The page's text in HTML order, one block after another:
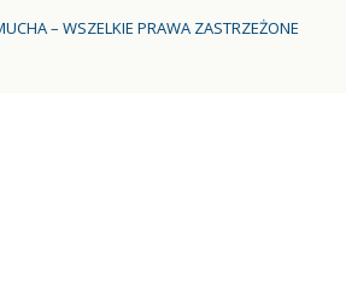
– WSZELKIE PRAWA ZASTRZEŻONE